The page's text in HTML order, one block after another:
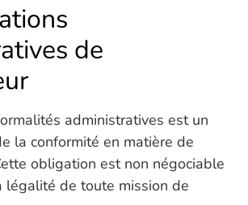
de
administratives est un
la conformité en matière de
obligation est non négociable
légalité de toute mission de